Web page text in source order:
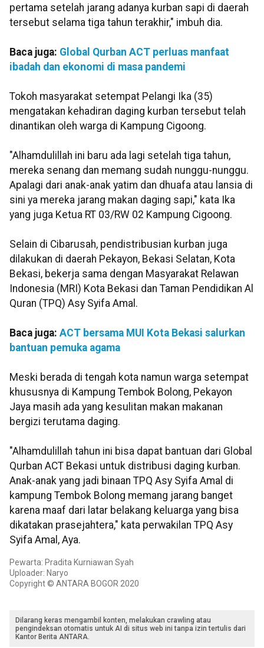
pertama setelah jarang adanya kurban sapi di daerah
tersebut selama tiga tahun terakhir," imbuh dia.
Baca juga: Global Qurban ACT perluas manfaat
ibadah dan ekonomi di masa pandemi
Tokoh masyarakat setempat Pelangi Ika (35)
mengatakan kehadiran daging kurban tersebut telah
dinantikan oleh warga di Kampung Cigoong.
"Alhamdulillah ini baru ada lagi setelah tiga tahun,
mereka senang dan memang sudah nunggu-nunggu.
Apalagi dari anak-anak yatim dan dhuafa atau lansia di
sini ya mereka jarang makan daging sapi," kata Ika
yang juga Ketua RT 03/RW 02 Kampung Cigoong.
Selain di Cibarusah, pendistribusian kurban juga
dilakukan di daerah Pekayon, Bekasi Selatan, Kota
Bekasi, bekerja sama dengan Masyarakat Relawan
Indonesia (MRI) Kota Bekasi dan Taman Pendidikan Al
Quran (TPQ) Asy Syifa Amal.
Baca juga: ACT bersama MUI Kota Bekasi salurkan
bantuan pemuka agama
Meski berada di tengah kota namun warga setempat
khususnya di Kampung Tembok Bolong, Pekayon
Jaya masih ada yang kesulitan makan makanan
bergizi terutama daging.
"Alhamdulillah tahun ini bisa dapat bantuan dari Global
Qurban ACT Bekasi untuk distribusi daging kurban.
Anak-anak yang jadi binaan TPQ Asy Syifa Amal di
kampung Tembok Bolong memang jarang banget
karena maaf dari latar belakang keluarga yang bisa
dikatakan prasejahtera," kata perwakilan TPQ Asy
Syifa Amal, Aya.
Pewarta: Pradita Kurniawan Syah
Uploader: Naryo
Copyright © ANTARA BOGOR 2020
Dilarang keras mengambil konten, melakukan crawling atau
pengindeksan otomatis untuk AI di situs web ini tanpa izin tertulis dari
Kantor Berita ANTARA.